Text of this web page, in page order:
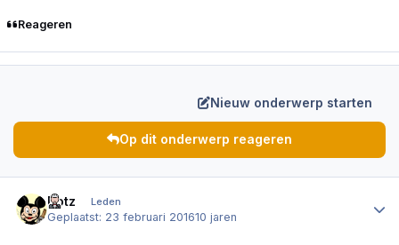
Reageren
Nieuw onderwerp starten
Op dit onderwerp reageren
Dotz Leden
Geplaatst: 23 februari 201610 jaren